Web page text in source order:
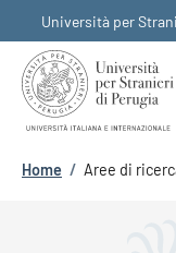
Università per
Briciole
Home / Aree di